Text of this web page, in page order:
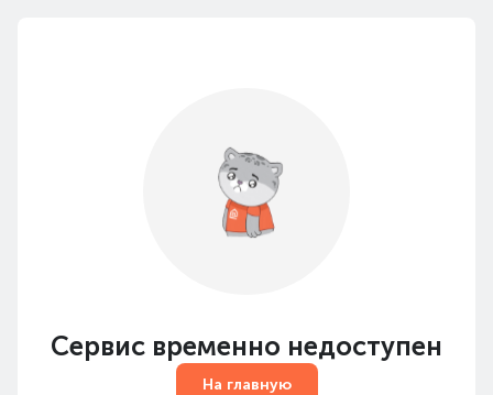
Сервис временно недоступен
На главную